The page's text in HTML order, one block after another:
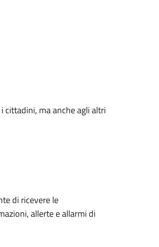
cittadini, ma anche agli altri
di ricevere le
allerte e allarmi di